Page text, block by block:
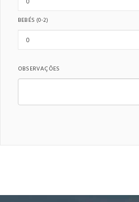
BEBÉS (0-2)
OBSERVAÇÕES